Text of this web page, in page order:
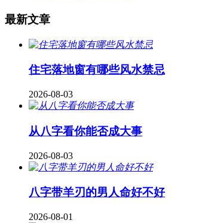
最新文章
住宅落地窗有哪些风水禁忌
2026-08-03
从八字看你能否成大事
2026-08-03
八字带羊刃的男人命好不好
2026-08-01